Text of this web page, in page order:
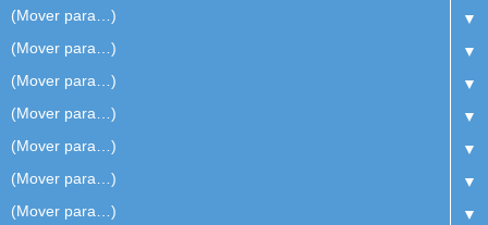
▼
▼
▼
▼
▼
▼
▼